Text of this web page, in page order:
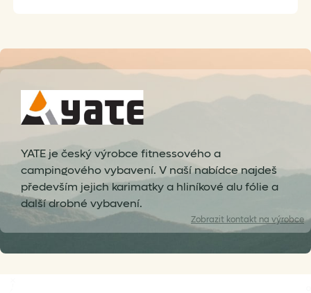
YATE je český výrobce fitnessového a
campingového vybavení. V naší nabídce najdeš
především jejich karimatky a hliníkové alu fólie a
další drobné vybavení.
Zobrazit kontakt na výrobce